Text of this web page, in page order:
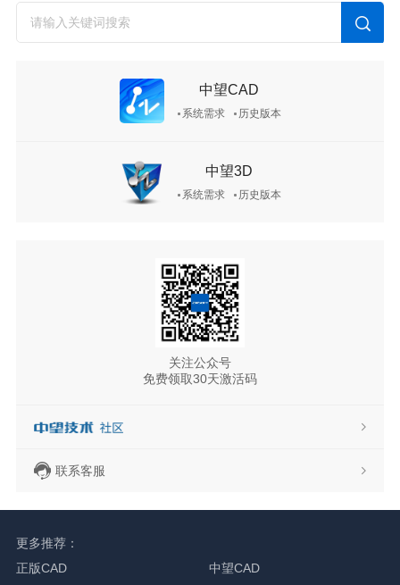
中望CAD
系统需求 历史版本
中望3D
系统需求 历史版本
关注公众号
免费领取30天激活码
联系客服
更多推荐：
正版CAD
中望CAD